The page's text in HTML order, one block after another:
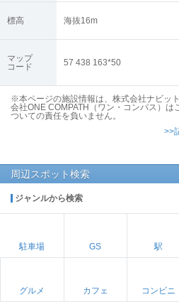
標高 海抜16m
マップ
コード
57 438 163*50
※本ページの施設情報は、株式会社ナビッ
会社ONE COMPATH（ワン・コンパス）は
ついての責任を負いません。
>>
周辺スポット検索
ジャンルから検索
駐車場 GS 駅
グルメ カフェ コンビニ